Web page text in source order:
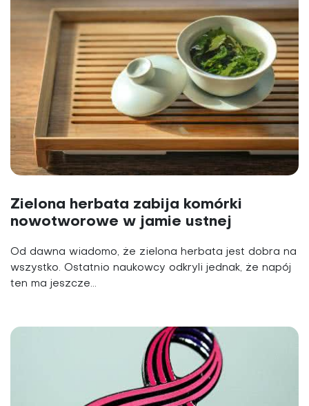
Zielona herbata zabija komórki
nowotworowe w jamie ustnej
Od dawna wiadomo, że zielona herbata jest dobra na
wszystko. Ostatnio naukowcy odkryli jednak, że napój
ten ma jeszcze...